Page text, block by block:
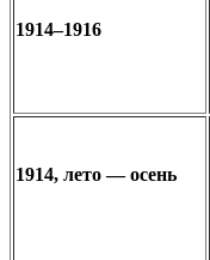
1914–1916
1914, лето — осень